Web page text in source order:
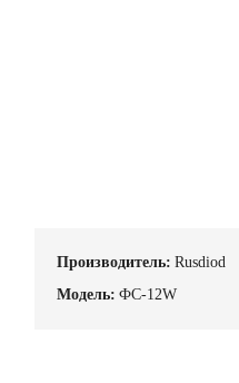
Производитель: Rusdiod
Модель: ФС-12W